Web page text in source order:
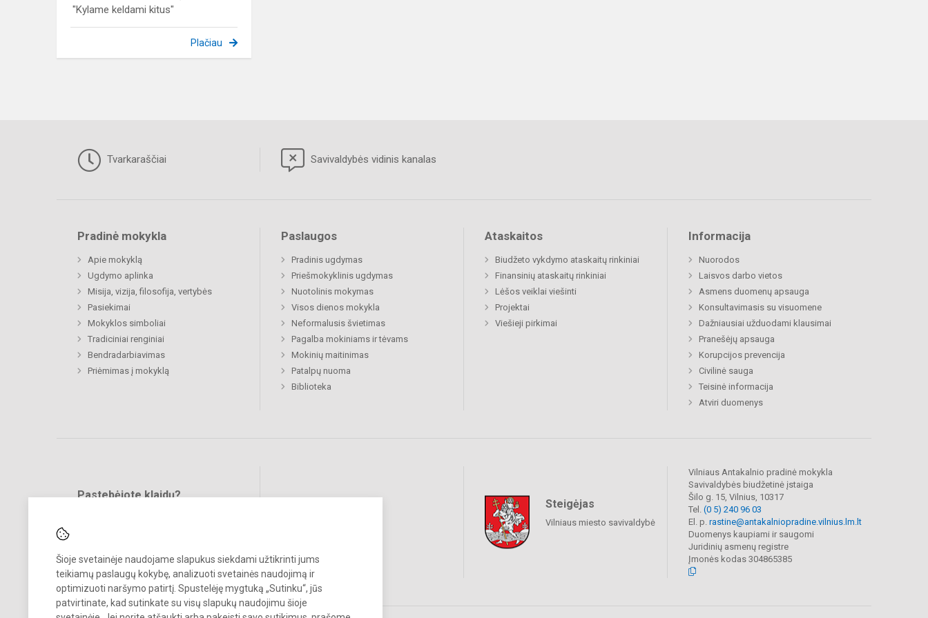
Šioje svetainėje naudojame slapukus siekdami užtikrinti jums
teikiamų paslaugų kokybę, analizuoti svetainės naudojimą ir
optimizuoti naršymo patirtį. Spustelėję mygtuką „Sutinku“, jūs
patvirtinate, kad sutinkate su visų slapukų naudojimu šioje
"Kylame keldami kitus"
Plačiau
Tvarkaraščiai Savivaldybės vidinis kanalas
Pradinė mokykla
Apie mokyklą
Ugdymo aplinka
Misija, vizija, filosofija, vertybės
Pasiekimai
Mokyklos simboliai
Tradiciniai renginiai
Bendradarbiavimas
Priėmimas į mokyklą
Paslaugos
Pradinis ugdymas
Priešmokyklinis ugdymas
Nuotolinis mokymas
Visos dienos mokykla
Neformalusis švietimas
Pagalba mokiniams ir tėvams
Mokinių maitinimas
Patalpų nuoma
Biblioteka
Ataskaitos
Biudžeto vykdymo ataskaitų rinkiniai
Finansinių ataskaitų rinkiniai
Lėšos veiklai viešinti
Projektai
Viešieji pirkimai
Informacija
Nuorodos
Laisvos darbo vietos
Asmens duomenų apsauga
Konsultavimasis su visuomene
Dažniausiai užduodami klausimai
Pranešėjų apsauga
Korupcijos prevencija
Civilinė sauga
Teisinė informacija
Atviri duomenys
Pastebėjote klaidų?
Steigėjas
Vilniaus miesto savivaldybė
Vilniaus Antakalnio pradinė mokykla
Savivaldybės biudžetinė įstaiga
Šilo g. 15, Vilnius, 10317
Tel. (0 5) 240 96 03
El. p. rastine@antakalniopradine.vilnius.lm.lt
Duomenys kaupiami ir saugomi
Juridinių asmenų registre
Įmonės kodas 304865385